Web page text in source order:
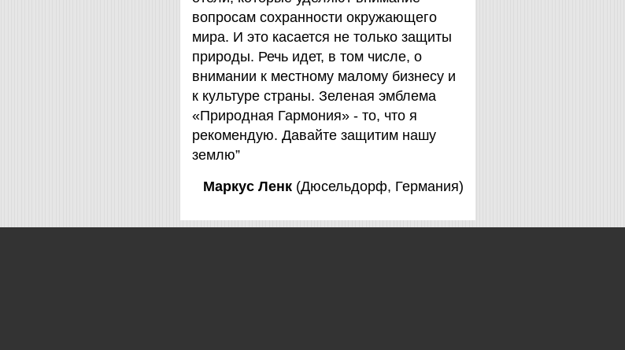
вопросам сохранности окружающего
мира. И это касается не только защиты
природы. Речь идет, в том числе, о
внимании к местному малому бизнесу и
к культуре страны. Зеленая эмблема
«Природная Гармония» - то, что я
рекомендую. Давайте защитим нашу
землю”
Маркус Ленк (Дюсельдорф, Германия)